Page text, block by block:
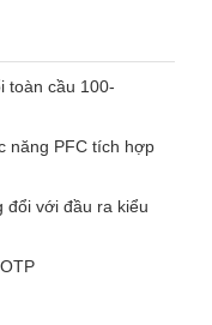
toàn cầu 100-
năng PFC tích hợp
đổi với đầu ra kiểu